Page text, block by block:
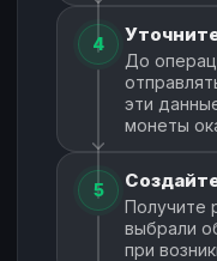
4
До
эти
монеты
5
Получите
выбрали
при